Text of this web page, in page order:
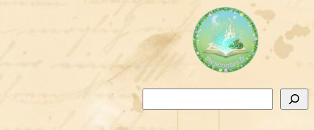
Rechercher